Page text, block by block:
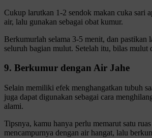
Cukup larutkan 1-2 sendok makan cuka sari
air, lalu gunakan sebagai obat kumur.
Berkumurlah selama 3-5 menit, dan pastikan
seluruh bagian mulut. Setelah itu, bilas mulut
9. Berkumur dengan Air Jahe
Selain memiliki efek menghangatkan tubuh
juga dapat digunakan sebagai cara
alami.
Tipsnya, kamu hanya perlu memarut satu
mencampurnya dengan air hangat, lalu